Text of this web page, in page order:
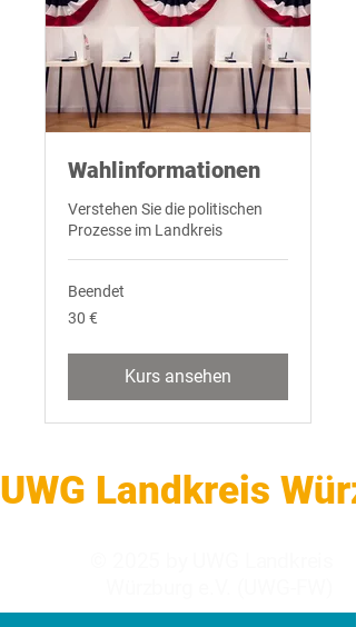
Wahlinformationen
Verstehen Sie die politischen
Prozesse im Landkreis
Beendet
30
Euro
30 €
Kurs ansehen
UWG Landkreis